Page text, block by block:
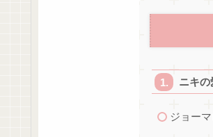
ニキ
ジョー